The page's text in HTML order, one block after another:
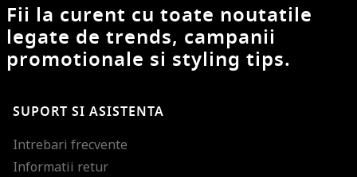
Fii la curent cu toate noutatile
legate de trends, campanii
promotionale si styling tips.
SUPORT SI ASISTENTA
Intrebari frecvente
Informatii retur